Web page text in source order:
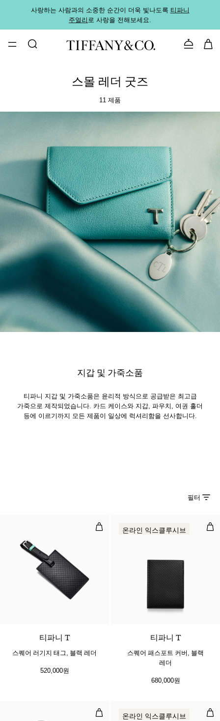
사랑하는 사람과의 소중한 순간이 더욱 빛나도록 티파니
주얼리로 사랑을 전해보세요.
문의하기
스몰 레더 굿즈
11 제품
지갑 및 가죽소품
티파니 지갑 및 가죽소품은 윤리적 방식으로 공급받은 최고급
가죽으로 제작되었습니다. 카드 케이스와 지갑, 파우치, 여권 홀더
등에 이르기까지 모든 제품이 일상에 럭셔리함을 선사합니다.
필터
스퀘어 러기지 태그, 블랙 레더
티파니 T
스퀘어 러기지 태그, 블랙 레더
520,000원
스
온라인 익스클루시브
티파니 T
스퀘어 패스포트 커버, 블랙
레더
680,000원
레더 인레이드 하트 태그 키 링, 팔하
온라인 익스클루시브